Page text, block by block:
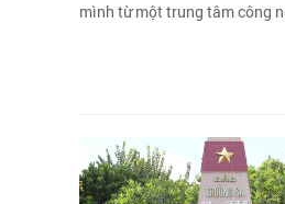
mình từ một trung tâm công